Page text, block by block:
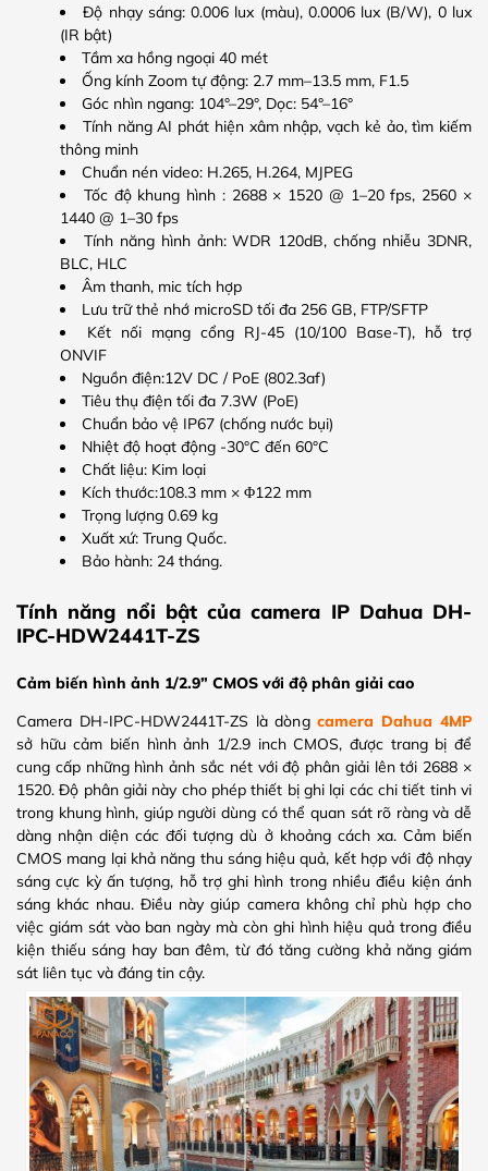
Độ nhạy sáng: 0.006 lux (màu), 0.0006 lux (B/W), 0 lux
(IR bật)
Tầm xa hồng ngoại 40 mét
Ống kính Zoom tự động: 2.7 mm–13.5 mm, F1.5
Góc nhìn ngang: 104°–29°, Dọc: 54°–16°
Tính năng AI phát hiện xâm nhập, vạch kẻ ảo, tìm kiếm
thông minh
Chuẩn nén video: H.265, H.264, MJPEG
Tốc độ khung hình : 2688 × 1520 @ 1–20 fps, 2560 ×
1440 @ 1–30 fps
Tính năng hình ảnh: WDR 120dB, chống nhiễu 3DNR,
BLC, HLC
Âm thanh, mic tích hợp
Lưu trữ thẻ nhớ microSD tối đa 256 GB, FTP/SFTP
Kết nối mạng cổng RJ-45 (10/100 Base-T), hỗ trợ
ONVIF
Nguồn điện:12V DC / PoE (802.3af)
Tiêu thụ điện tối đa 7.3W (PoE)
Chuẩn bảo vệ IP67 (chống nước bụi)
Nhiệt độ hoạt động -30°C đến 60°C
Chất liệu: Kim loại
Kích thước:108.3 mm × Φ122 mm
Trọng lượng 0.69 kg
Xuất xứ: Trung Quốc.
Bảo hành: 24 tháng.
Tính năng nổi bật của camera IP Dahua DH-
IPC-HDW2441T-ZS
Cảm biến hình ảnh 1/2.9” CMOS với độ phân giải cao
Camera DH-IPC-HDW2441T-ZS là dòngcamera Dahua 4MP
sở hữu cảm biến hình ảnh 1/2.9 inch CMOS, được trang bị để
cung cấp những hình ảnh sắc nét với độ phân giải lên tới 2688 ×
1520. Độ phân giải này cho phép thiết bị ghi lại các chi tiết tinh vi
trong khung hình, giúp người dùng có thể quan sát rõ ràng và dễ
dàng nhận diện các đối tượng dù ở khoảng cách xa. Cảm biến
CMOS mang lại khả năng thu sáng hiệu quả, kết hợp với độ nhạy
sáng cực kỳ ấn tượng, hỗ trợ ghi hình trong nhiều điều kiện ánh
sáng khác nhau. Điều này giúp camera không chỉ phù hợp cho
việc giám sát vào ban ngày mà còn ghi hình hiệu quả trong điều
kiện thiếu sáng hay ban đêm, từ đó tăng cường khả năng giám
sát liên tục và đáng tin cậy.